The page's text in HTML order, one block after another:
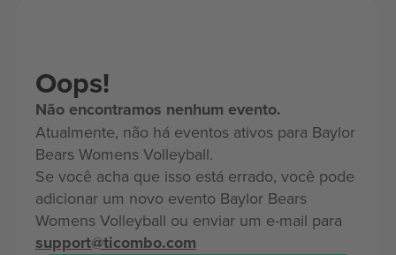
Oops!
Não encontramos nenhum evento.
Atualmente, não há eventos ativos para Baylor
Bears Womens Volleyball.
Se você acha que isso está errado, você pode
adicionar um novo evento Baylor Bears
Womens Volleyball ou enviar um e-mail para
support@ticombo.com